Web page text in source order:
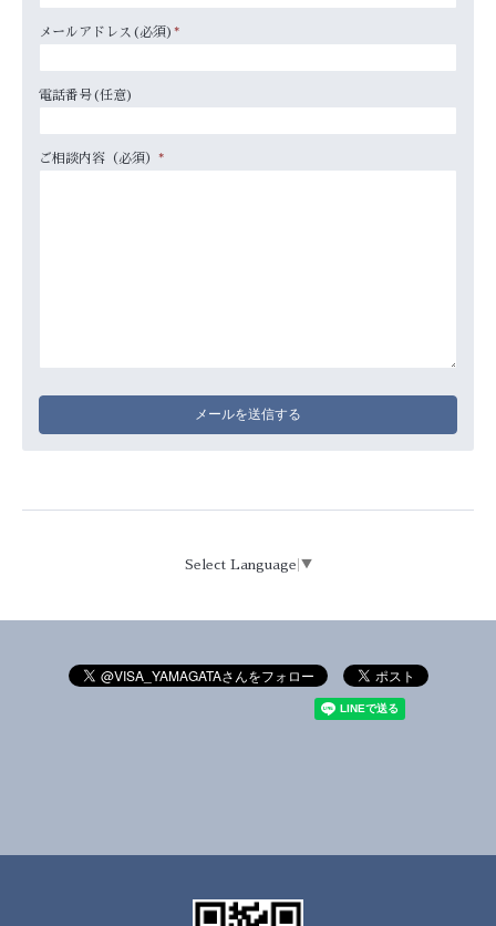
メールアドレス(必須) *
電話番号(任意)
ご相談内容（必須） *
Select Language ▼